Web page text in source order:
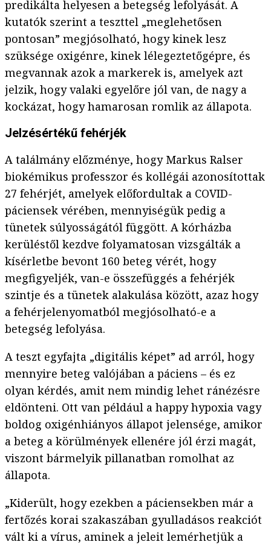
predikálta helyesen a betegség lefolyását. A
kutatók szerint a teszttel „meglehetősen
pontosan” megjósolható, hogy kinek lesz
szüksége oxigénre, kinek lélegeztetőgépre, és
megvannak azok a markerek is, amelyek azt
jelzik, hogy valaki egyelőre jól van, de nagy a
kockázat, hogy hamarosan romlik az állapota.
Jelzésértékű fehérjék
A találmány előzménye, hogy Markus Ralser
biokémikus professzor és kollégái azonosítottak
27 fehérjét, amelyek előfordultak a COVID-
páciensek vérében, mennyiségük pedig a
tünetek súlyosságától függött. A kórházba
kerüléstől kezdve folyamatosan vizsgálták a
kísérletbe bevont 160 beteg vérét, hogy
megfigyeljék, van-e összefüggés a fehérjék
szintje és a tünetek alakulása között, azaz hogy
a fehérjelenyomatból megjósolható-e a
betegség lefolyása.
A teszt egyfajta „digitális képet” ad arról, hogy
mennyire beteg valójában a páciens – és ez
olyan kérdés, amit nem mindig lehet ránézésre
eldönteni. Ott van például a happy hypoxia vagy
boldog oxigénhiányos állapot jelensége, amikor
a beteg a körülmények ellenére jól érzi magát,
viszont bármelyik pillanatban romolhat az
állapota.
„Kiderült, hogy ezekben a páciensekben már a
fertőzés korai szakaszában gyulladásos reakciót
vált ki a vírus, aminek a jeleit lemérhetjük a